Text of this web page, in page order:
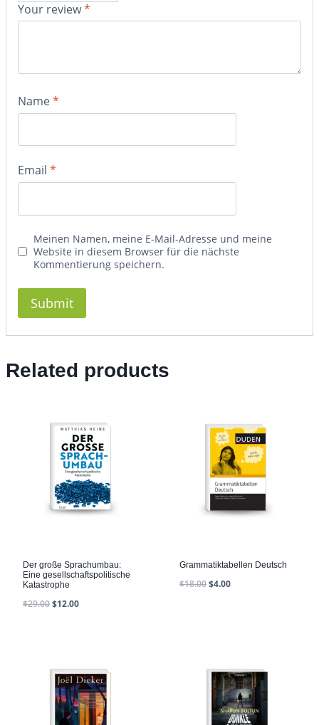
Your review*
Name*
Email *
Meinen Namen, meine E-Mail-Adresse und meine
Website in diesem Browser für die nächste
Kommentierung speichern.
Related products
Der große Sprachumbau:
Eine gesellschaftspolitische
Katastrophe
$29.00$12.00
Grammatiktabellen Deutsch
$18.00$4.00